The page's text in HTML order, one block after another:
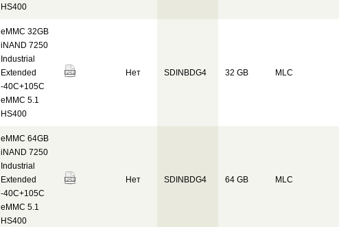
HS400
eMMC 32GB
iNAND 7250
Industrial
Extended
-40C+105C
eMMC 5.1
HS400
Нет SDINBDG4 32 GB MLC
eMMC 64GB
iNAND 7250
Industrial
Extended
-40C+105C
eMMC 5.1
HS400
Нет SDINBDG4 64 GB MLC